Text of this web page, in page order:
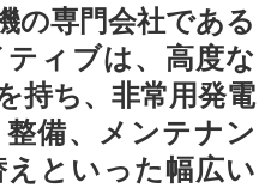
の専門会社である
ィブは、高度な
持ち、非常用発電
備、メンテナン
といった幅広い